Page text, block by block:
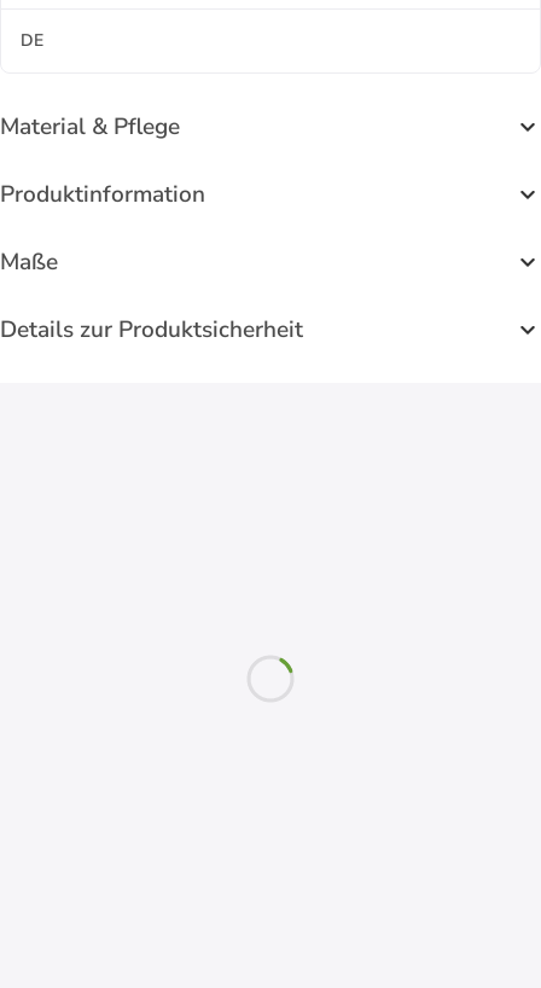
DE
Material & Pflege
Produktinformation
Maße
Details zur Produktsicherheit